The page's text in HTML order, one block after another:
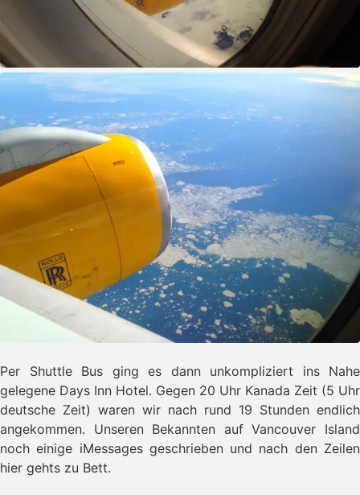
Per Shuttle Bus ging es dann unkompliziert ins Nahe
gelegene Days Inn Hotel. Gegen 20 Uhr Kanada Zeit (5 Uhr
deutsche Zeit) waren wir nach rund 19 Stunden endlich
angekommen. Unseren Bekannten auf Vancouver Island
noch einige iMessages geschrieben und nach den Zeilen
hier gehts zu Bett.